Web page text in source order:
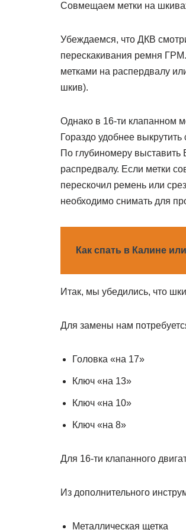
Совмещаем метки на
Убеждаемся, что ДКВ
перескакивания ремня
метками на распердвалу
шкив).
Однако в 16-ти клапанном
Гораздо удобнее
По глубиномеру выставить
распредвалу. Если метки
перескочил ремень или
необходимо снимать для
Как спать в Калине
Итак, мы убедились, что
Для замены нам
Головка «на 17»
Ключ «на 13»
Ключ «на 10»
Ключ «на 8»
Для 16-ти клапанного
Из дополнительного
Металлическая щетка